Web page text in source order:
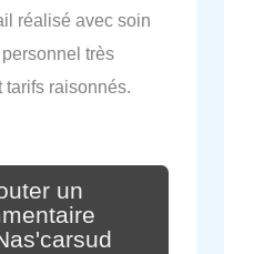
réalisé avec soin
très
tarifs raisonnés.
un